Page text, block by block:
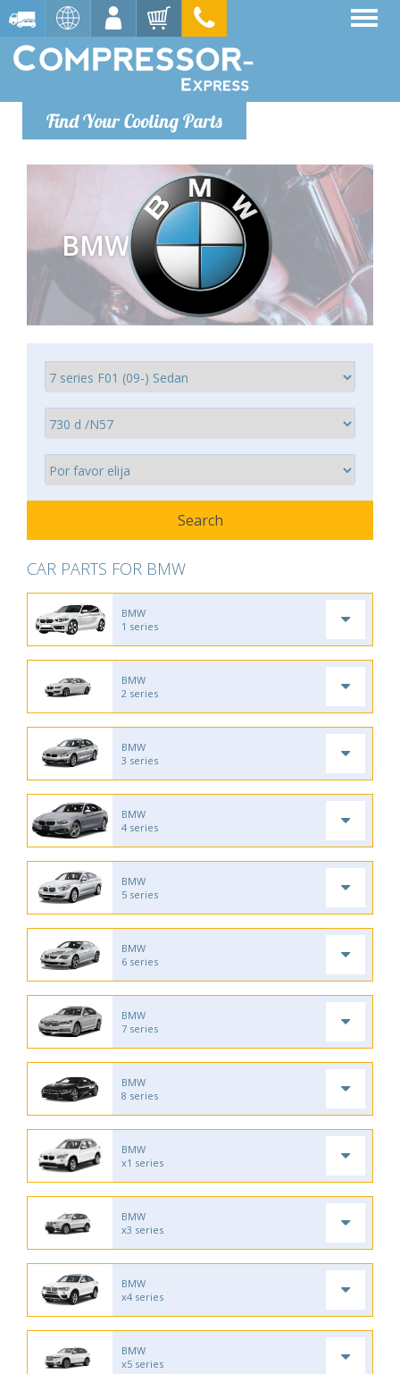
Find Your Cooling Parts
BMW
CAR PARTS FOR BMW
BMW
1 series
BMW
2 series
BMW
3 series
BMW
4 series
BMW
5 series
BMW
6 series
BMW
7 series
BMW
8 series
BMW
x1 series
BMW
x3 series
BMW
x4 series
BMW
x5 series